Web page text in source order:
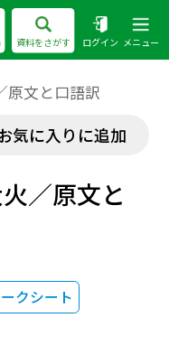
資料をさがす ログイン メニュー
原文と口語訳
気に入りに追加
／原文と
クシート